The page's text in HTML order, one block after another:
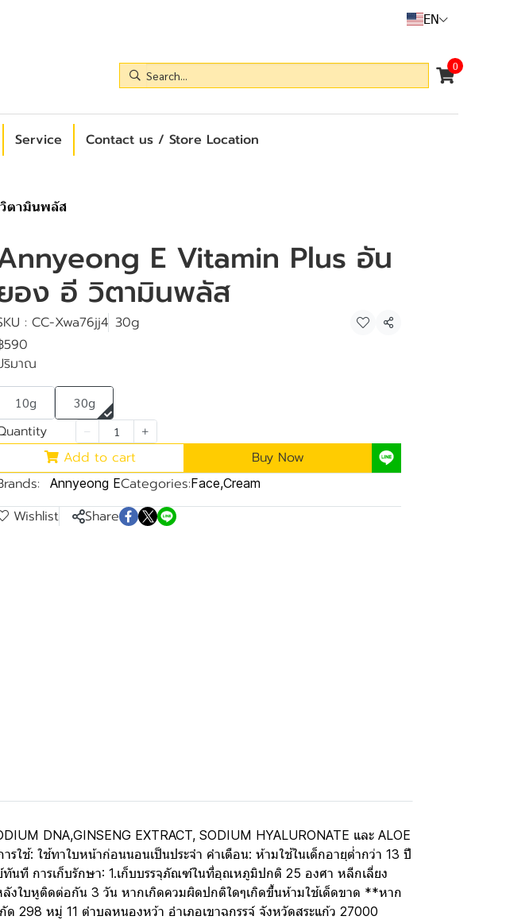
EN
0
Service Contact us / Store Location
ตามินพลัส
E Vitamin Plus อัน
อง อี วิตามินพลัส
: CC-Xwa76jj4 30g
Share
590
ริมาณ
10g 30g
Add to cart
Buy Now
Annyeong ECategories:Face,Cream
Wishlist Share
DNA,GINSENG EXTRACT, SODIUM HYALURONATE และ ALOE
ใช้: ใช้ทาใบหน้าก่อนนอนเป็นประจำ คำเตือน: ห้ามใช้ในเด็กอายุต่ำกว่า 13 ปี
นที การเก็บรักษา: 1.เก็บบรรจุภัณฑ์ในที่อุณหภูมิปกติ 25 องศา หลีกเลี่ยง
งใบหูติดต่อกัน 3 วัน หากเกิดควมผิดปกติใดๆเกิดขึ้นห้ามใช้เด็ดขาด **หาก
298 หมู่ 11 ตำบลหนองหว้า อำเภอเขาฉกรรจ์ จังหวัดสระแก้ว 27000